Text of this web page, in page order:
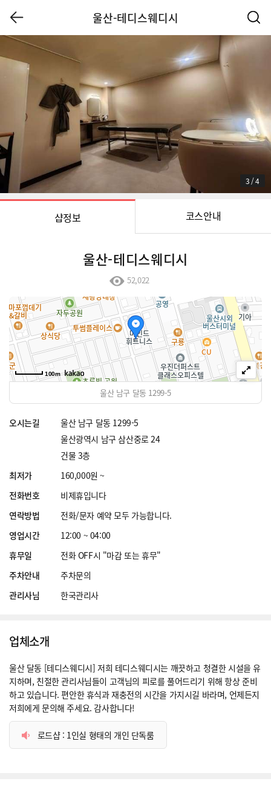
울산-테디스웨디시
3 /4
샵정보 코스안내
울산-테디스웨디시
52,022
100m
울산 남구 달동 1299-5
오시는길
울산 남구 달동 1299-5
울산광역시 남구 삼산중로 24
건물 3층
최저가
160,000원 ~
전화번호
비제휴입니다
연락방법
전화/문자 예약 모두 가능합니다.
영업시간
12:00 ~ 04:00
휴무일
전화 OFF시 "마감 또는 휴무"
주차안내
주차문의
관리사님
한국관리사
업체소개
울산 달동 [테디스웨디시] 저희 테디스웨디시는 깨끗하고 청결한 시설을 유
지하며, 친절한 관리사님들이 고객님의 피로를 풀어드리기 위해 항상 준비
하고 있습니다. 편안한 휴식과 재충전의 시간을 가지시길 바라며, 언제든지
저희에게 문의해 주세요. 감사합니다!
로드샵 : 1인실 형태의 개인 단독룸